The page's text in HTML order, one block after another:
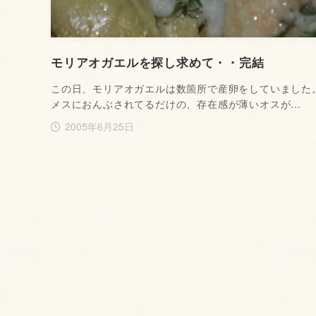
モリアオガエルを探し求めて・・完結
この日、モリアオガエルは数箇所で産卵をしていました
メスにおんぶされてるだけの、存在感が薄いオスが…
2005年6月25日